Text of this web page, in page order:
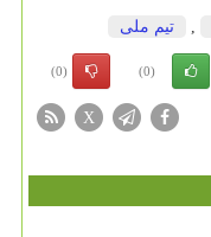
تیم ملی
(0)
(0)
X